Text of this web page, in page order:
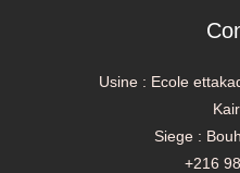
Usine : Ecole
Siege :
+216